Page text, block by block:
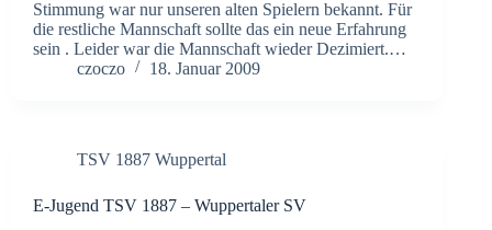
Stimmung war nur unseren alten Spielern bekannt. Für
die restliche Mannschaft sollte das ein neue Erfahrung
sein . Leider war die Mannschaft wieder Dezimiert.…
czoczo
18. Januar 2009
TSV 1887 Wuppertal
E-Jugend TSV 1887 – Wuppertaler SV